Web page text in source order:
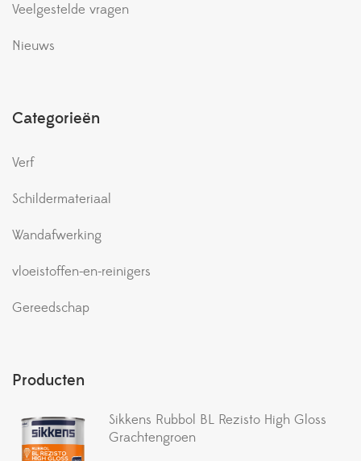
Veelgestelde vragen
Nieuws
Categorieën
Verf
Schildermateriaal
Wandafwerking
vloeistoffen-en-reinigers
Gereedschap
Producten
Sikkens Rubbol BL Rezisto High Gloss
Grachtengroen